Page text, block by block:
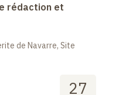
rédaction et
de Navarre, Site
27